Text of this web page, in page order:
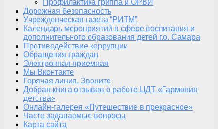
Профилактика гриппа и ОРВИ
Дорожная безопасность
Учрежденческая газета “РИТМ”
Календарь мероприятий в сфере воспитания и
дополнительного образования детей г.о. Самара
Противодействие коррупции
Обращения граждан
Электронная приемная
Мы Вконтакте
Горячая линия. Звоните
Добрая книга отзывов о работе ЦДТ «Гармония
детства»
Онлайн-галерея «Путешествие в прекрасное»
Часто задаваемые вопросы
Карта сайта